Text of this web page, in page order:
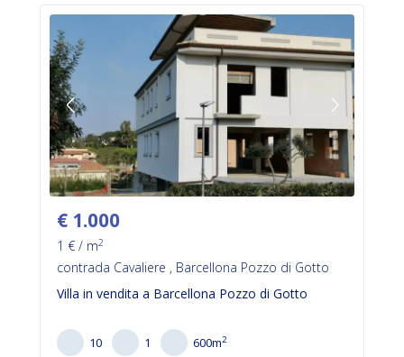
€ 1.000
1 € / m2
contrada Cavaliere , Barcellona Pozzo di Gotto
Villa in vendita a Barcellona Pozzo di Gotto
10 1 600m2